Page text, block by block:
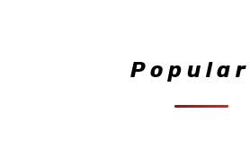
Popular